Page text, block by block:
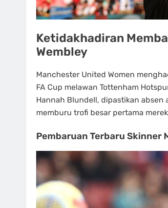
Ketidakhadiran
Wembley
Manchester United Women
FA Cup melawan Tottenham
Hannah Blundell, dipastikan
memburu trofi besar pertama
Pembaruan Terbaru Skinner